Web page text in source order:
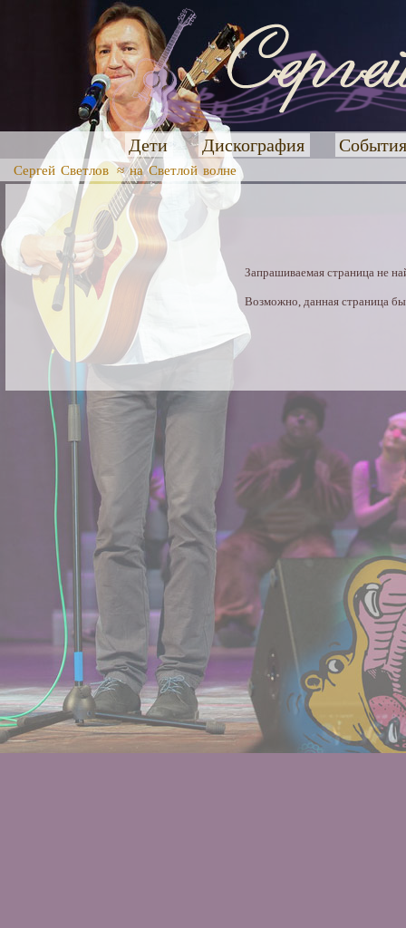
Дети Дискография
Сергей Светлов ≈ на Светлой волне
Запрашиваемая страница не
Возможно, данная страница